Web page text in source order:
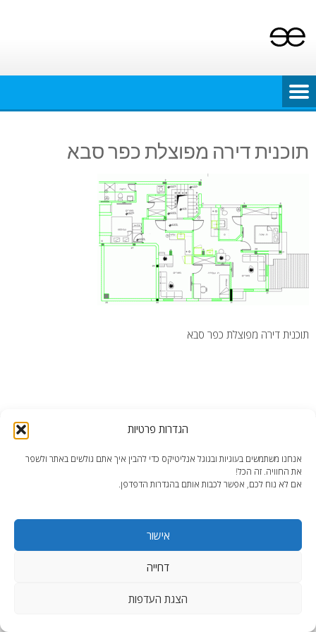
הגדרות פרטיות
אנחנו משתמשים בעוגיות ובגוגל אנליטיקס כדי להבין איך אתם גולשים באתר ולשפר
את החוויה. זה הכל!
אם לא נוח לכם, אפשר לכבות אותם בהגדרות הדפדפן.
אישור
דחייה
הצגת העדפות
content
תוכנית דירה מפוצלת כפר סבא
תוכנית דירה מפוצלת כפר סבא
WordPress Theme :AccessPress Lite